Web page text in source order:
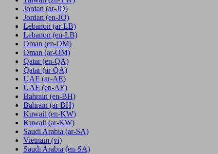
Jordan (ar-JO)
Jordan (en-JO)
Lebanon (ar-LB)
Lebanon (en-LB)
Oman (en-OM)
Oman (ar-OM)
Qatar (en-QA)
Qatar (ar-QA)
UAE (ar-AE)
UAE (en-AE)
Bahrain (en-BH)
Bahrain (ar-BH)
Kuwait (en-KW)
Kuwait (ar-KW)
Saudi Arabia (ar-SA)
Vietnam (vi)
Saudi Arabia (en-SA)